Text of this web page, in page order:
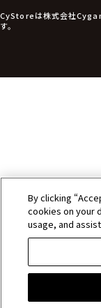
アパレル
アクセサ
CyStoreは株式会社
す。
By clicking
cookies on your
usage, and